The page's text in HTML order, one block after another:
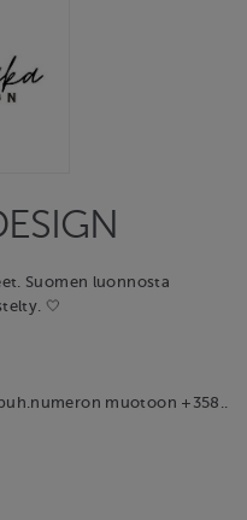
Suomen luonnosta
🤍
muotoon +358..